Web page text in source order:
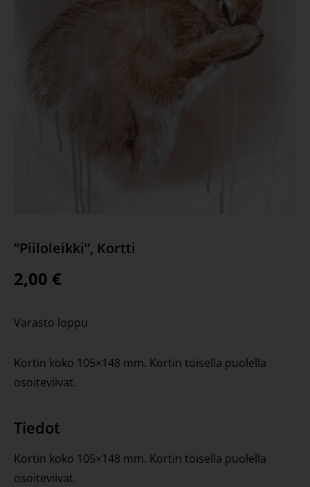
”Piiloleikki”, Kortti
2,00 €
Varasto loppu
Kortin koko 105×148 mm. Kortin toisella puolella
osoiteviivat.
Tiedot
Kortin koko 105×148 mm. Kortin toisella puolella
osoiteviivat.